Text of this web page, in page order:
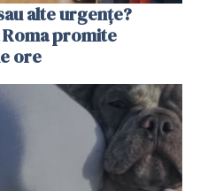
alte urgențe?
Roma promite
ore